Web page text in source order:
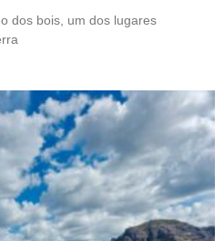
dos bois, um dos lugares